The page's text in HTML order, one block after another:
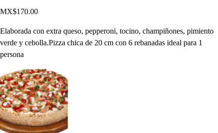
MX$170.00
Elaborada con extra queso, pepperoni, tocino, champiñones, pimiento
verde y cebolla.Pizza chica de 20 cm con 6 rebanadas ideal para 1
persona